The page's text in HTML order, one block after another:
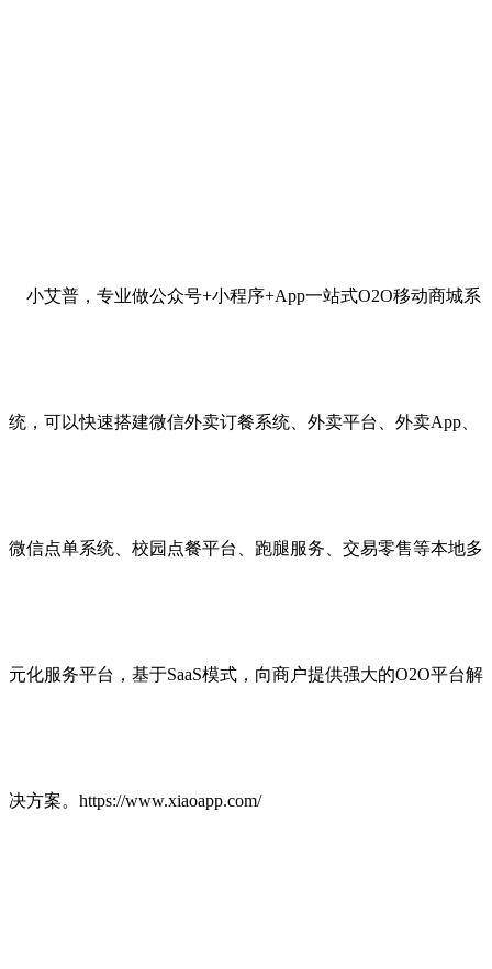
小艾普，专业做公众号+小程序+App一站式O2O移动商城系
统，可以快速搭建微信外卖订餐系统、外卖平台、外卖App、
微信点单系统、校园点餐平台、跑腿服务、交易零售等本地多
元化服务平台，基于SaaS模式，向商户提供强大的O2O平台解
决方案。https://www.xiaoapp.com/